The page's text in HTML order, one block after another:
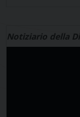
Notiziario della